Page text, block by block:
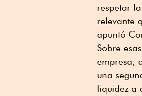
respetar
relevante
apuntó
Sobre
empresa,
una
liquidez a